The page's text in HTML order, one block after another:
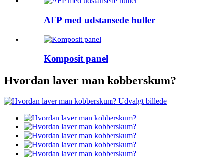
AFP med udstansede huller
Komposit panel
Hvordan laver man kobberskum?